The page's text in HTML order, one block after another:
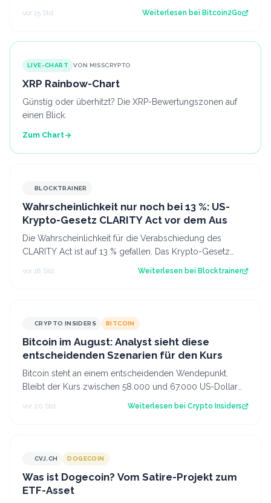
vor 15 Std. Weiterlesen bei Bitcoin2Go
LIVE-CHART VON MISSCRYPTO
XRP Rainbow-Chart
Günstig oder überhitzt? Die XRP-Bewertungszonen auf
einen Blick.
Zum Chart
BLOCKTRAINER
Wahrscheinlichkeit nur noch bei 13 %: US-
Krypto-Gesetz CLARITY Act vor dem Aus
Die Wahrscheinlichkeit für die Verabschiedung des
CLARITY Act ist auf 13 % gefallen. Das Krypto-Gesetz
vor 18 Std. Weiterlesen bei Blocktrainer
CRYPTO INSIDERS BITCOIN
Bitcoin im August: Analyst sieht diese
entscheidenden Szenarien für den Kurs
Bitcoin steht an einem entscheidenden Wendepunkt.
Bleibt der Kurs zwischen 58.000 und 67.000 US-Dollar
vor 20 Std. Weiterlesen bei Crypto Insiders
CVJ.CHCVJ.CH DOGECOIN
Was ist Dogecoin? Vom Satire-Projekt zum
ETF-Asset